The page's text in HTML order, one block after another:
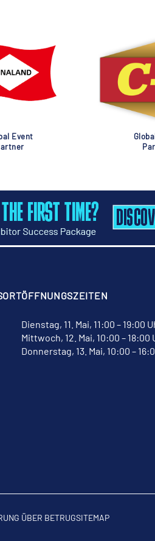
Event
ÖFFNUNGSZEITEN
Dienstag, 11. Mai, 11:00 – 19:00
Mittwoch, 12. Mai, 10:00 – 18:00
Donnerstag, 13. Mai, 10:00 –
ÜBER BETRUGSITEMAP